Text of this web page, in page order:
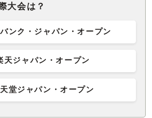
大会は？
ンク・ジャパン・オープン
天ジャパン・オープン
堂ジャパン・オープン